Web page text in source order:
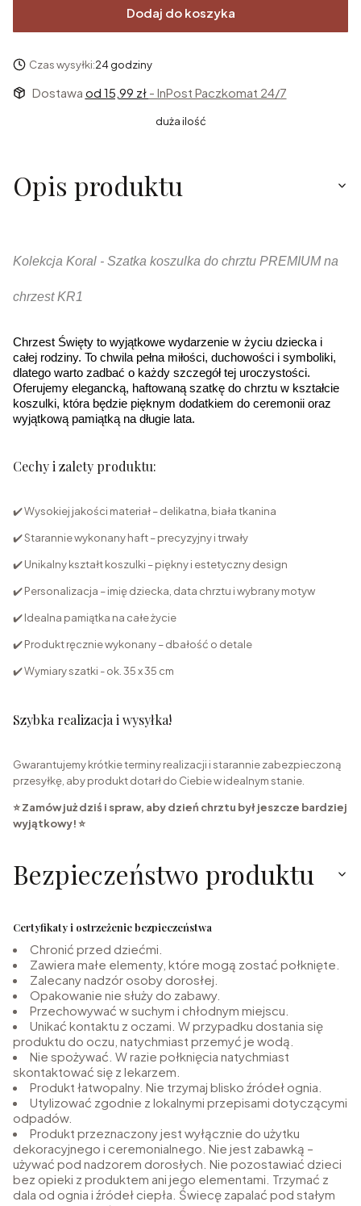
Dodaj do koszyka
Czas wysyłki:24 godziny
Dostawa od 15,99 zł - InPost Paczkomat 24/7
duża ilość
Opis produktu
Kolekcja Koral - Szatka koszulka do chrztu PREMIUM na
chrzest KR1
Chrzest Święty to wyjątkowe wydarzenie w życiu dziecka i
całej rodziny. To chwila pełna miłości, duchowości i symboliki,
dlatego warto zadbać o każdy szczegół tej uroczystości.
Oferujemy elegancką, haftowaną szatkę do chrztu w kształcie
koszulki, która będzie pięknym dodatkiem do ceremonii oraz
wyjątkową pamiątką na długie lata.
Cechy i zalety produktu:
✔️ Wysokiej jakości materiał – delikatna, biała tkanina
✔️ Starannie wykonany haft – precyzyjny i trwały
✔️ Unikalny kształt koszulki – piękny i estetyczny design
✔️ Personalizacja – imię dziecka, data chrztu i wybrany motyw
✔️ Idealna pamiątka na całe życie
✔️ Produkt ręcznie wykonany – dbałość o detale
✔️ Wymiary szatki - ok. 35 x 35 cm
Szybka realizacja i wysyłka!
Gwarantujemy krótkie terminy realizacji i starannie zabezpieczoną
przesyłkę, aby produkt dotarł do Ciebie w idealnym stanie.
⭐ Zamów już dziś i spraw, aby dzień chrztu był jeszcze bardziej
wyjątkowy! ⭐
Bezpieczeństwo produktu
Certyfikaty i ostrzeżenie bezpieczeństwa
Chronić przed dziećmi.
Zawiera małe elementy, które mogą zostać połknięte.
Zalecany nadzór osoby dorosłej.
Opakowanie nie służy do zabawy.
Przechowywać w suchym i chłodnym miejscu.
Unikać kontaktu z oczami. W przypadku dostania się
produktu do oczu, natychmiast przemyć je wodą.
Nie spożywać. W razie połknięcia natychmiast
skontaktować się z lekarzem.
Produkt łatwopalny. Nie trzymaj blisko źródeł ognia.
Utylizować zgodnie z lokalnymi przepisami dotyczącymi
odpadów.
Produkt przeznaczony jest wyłącznie do użytku
dekoracyjnego i ceremonialnego. Nie jest zabawką –
używać pod nadzorem dorosłych. Nie pozostawiać dzieci
bez opieki z produktem ani jego elementami. Trzymać z
dala od ognia i źródeł ciepła. Świecę zapalać pod stałym